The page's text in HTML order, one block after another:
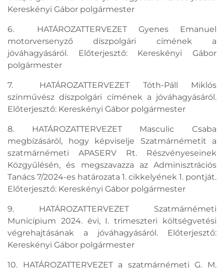
Kereskényi Gábor polgármester
6. HATÁROZATTERVEZET Gyenes Emanuel
motorversenyző díszpolgári címének a
jóváhagyásáról. Előterjesztő: Kereskényi Gábor
polgármester
7. HATÁROZATTERVEZET Tóth-Páll Miklós
színművész díszpolgári címének a jóváhagyásáról.
Előterjesztő: Kereskényi Gábor polgármester
8. HATÁROZATTERVEZET Masculic Csaba
megbízásáról, hogy képviselje Szatmárnémetit a
szatmárnémeti APASERV Rt. Részvényeseinek
Közgyűlésén, és megszavazza az Adminisztrációs
Tanács 7/2024-es határozata 1. cikkelyének 1. pontját.
Előterjesztő: Kereskényi Gábor polgármester
9. HATÁROZATTERVEZET Szatmárnémeti
Municípium 2024. évi, I. trimeszteri költségvetési
végrehajtásának a jóváhagyásáról. Előterjesztő:
Kereskényi Gábor polgármester
10. HATÁROZATTERVEZET a szatmárnémeti G. M.